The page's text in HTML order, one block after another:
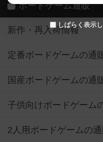
しばらく表示
ボードゲーム通販
新作・再入荷情報
定番ボードゲームの通
国産ボードゲームの通
子供向けボードゲーム
2人用ボードゲームの